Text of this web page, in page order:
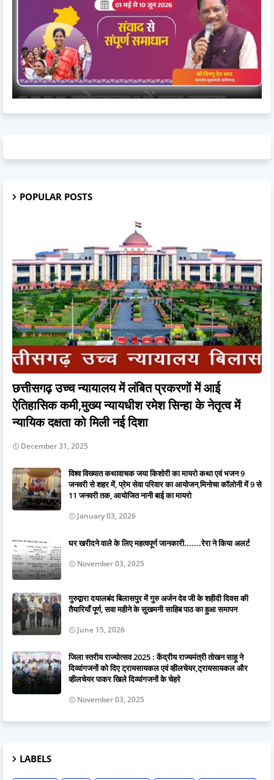
POPULAR POSTS
छत्तीसगढ़ उच्च न्यायालय में लंबित प्रकरणों में आई
ऐतिहासिक कमी,मुख्य न्यायधीश रमेश सिन्हा के नेतृत्व में
न्यायिक दक्षता को मिली नई दिशा
December 31, 2025
विश्व विख्यात कथावाचक जया किशोरी का मायरो कथा एवं भजन 9
जनवरी से शहर में, प्रेम सेवा परिवार का आयोजन,मिनोचा कॉलोनी में 9 से
11 जनवरी तक, आयोजित नानी बाई का मायरो
January 03, 2026
घर खरीदने वाले के लिए महत्वपूर्ण जानकारी.......रेरा ने किया अलर्ट
November 03, 2025
गुरुद्वारा दयालबंद बिलासपुर में गुरु अर्जन देव जी के शहीदी दिवस की
तैयारियाँ पूर्ण, सवा महीने के सुखमनी साहिब पाठ का हुआ समापन
June 15, 2026
जिला स्तरीय राज्योत्सव 2025 : केंद्रीय राज्यमंत्री तोखन साहू ने
दिव्यांगजनों को दिए ट्रायसायकल एवं व्हीलचेयर,ट्रायसायकल और
व्हीलचेयर पाकर खिले दिव्यांगजनों के चेहरे
November 03, 2025
LABELS